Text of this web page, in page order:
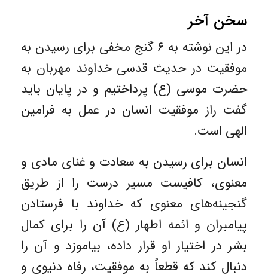
سخن آخر
در این نوشته به ۶ گنج مخفی برای رسیدن به
موفقیت در حدیث قدسی خداوند مهربان به
حضرت موسی (ع) پرداختیم و در پایان باید
گفت راز موفقیت انسان در عمل به فرامین
الهی است.
انسان برای رسیدن به سعادت و غنای مادی و
معنوی، کافیست مسیر درست را از طریق
گنجینه‌های معنوی که خداوند با فرستادن
پیامبران و ائمه اطهار (ع) آن را برای کمال
بشر در اختیار او قرار داده، بیاموزد و آن را
دنبال کند که قطعاً به موفقیت، رفاه دنیوی و